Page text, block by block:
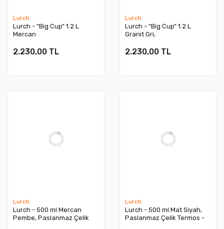
Lurch
Lurch - “Big Cup” 1.2 L
Mercan
Uzatılabilir Pipetli, Çift Cidarlı, Sızdırmaz
2.230,00 TL
Lurch
Lurch - “Big Cup” 1.2 L
Granit Gri,
Uzatılabilir Pipetli, Çift Cidarlı,
2.230,00 TL
Lurch
Lurch - 500 ml Mercan
Pembe, Paslanmaz Çelik
Lurch
Lurch - 500 ml Mat Siyah,
Paslanmaz Çelik Termos -